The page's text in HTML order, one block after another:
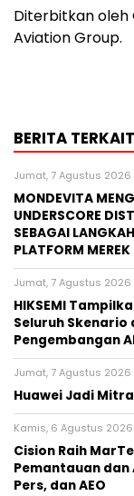
Diterbitkan oleh
Aviation Group.
BERITA TERKAIT
Jumat, 7 Agustus 2026
MONDEVITA
UNDERSCORE
SEBAGAI
PLATFORM
Jumat, 7 Agustus 2026
HIKSEMI
Seluruh Skenario
Pengembangan
Jumat, 7 Agustus 2026
Huawei Jadi Mitra
Kamis, 6 Agustus 2026
Cision Raih
Pemantauan dan
Pers, dan AEO